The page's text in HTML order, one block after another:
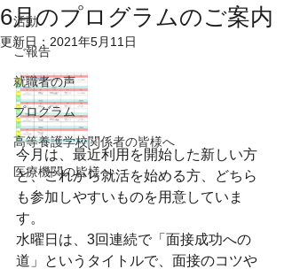
活動
ご報告
就職者の声
プログラム
高等養護学校関係者の皆様へ
医療機関の皆様へ
6月のプログラムのご案内
更新日： 2021年5月11日
今月は、最近利用を開始した新しい方
と、これから就活を始める方、どちら
も参加しやすいものを用意していま
す。
水曜日は、3回連続で「面接成功への
道」というタイトルで、面接のコツや